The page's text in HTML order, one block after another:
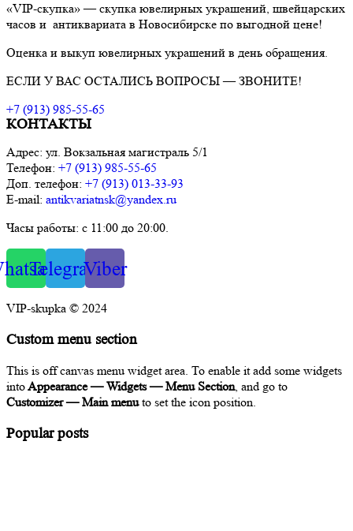
«VIP-скупка» — скупка ювелирных украшений, швейцарских
часов и антиквариата в Новосибирске по выгодной цене!
Оценка и выкуп ювелирных украшений в день обращения.
ЕСЛИ У ВАС ОСТАЛИСЬ ВОПРОСЫ — ЗВОНИТЕ!
+7 (913) 985-55-65
КОНТАКТЫ
Адрес: ул. Вокзальная магистраль 5/1
Телефон: +7 (913) 985-55-65
Доп. телефон: +7 (913) 013-33-93
E-mail: antikvariatnsk@yandex.ru
Часы работы: с 11:00 до 20:00.
TelegramViber
VIP-skupka © 2024
Custom menu section
This is off canvas menu widget area. To enable it add some widgets
intoAppearance — Widgets — Menu Section, and go to
Customizer — Main menuto set the icon position.
Popular posts